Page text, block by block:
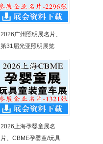
2026广州照明展名片、
第31届光亚照明展览
2026上海孕婴童展名
片、CBME孕婴童/玩具